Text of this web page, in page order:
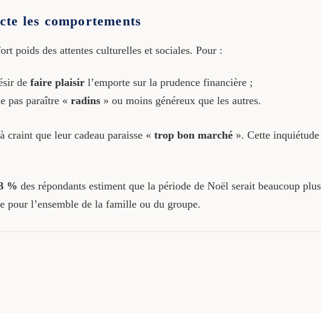
les comportements
poids des attentes culturelles et sociales. Pour :
de faire plaisirl’emporte sur la prudence financière ;
pas paraître « radins» ou moins généreux que les autres.
craint que leur cadeau paraisse « trop bon marché». Cette inquiétude
% des répondants estiment que la période de Noël serait beaucoup
pour l’ensemble de la famille ou du groupe.